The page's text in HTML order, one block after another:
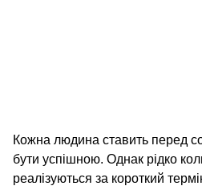
Кожна людина ставить перед
бути успішною. Однак рідко
реалізуються за короткий